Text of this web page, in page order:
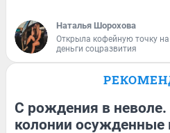
Наталья Шорохова
Открыла кофейную точку на
деньги соцразвития
С рождения в неволе.
колонии